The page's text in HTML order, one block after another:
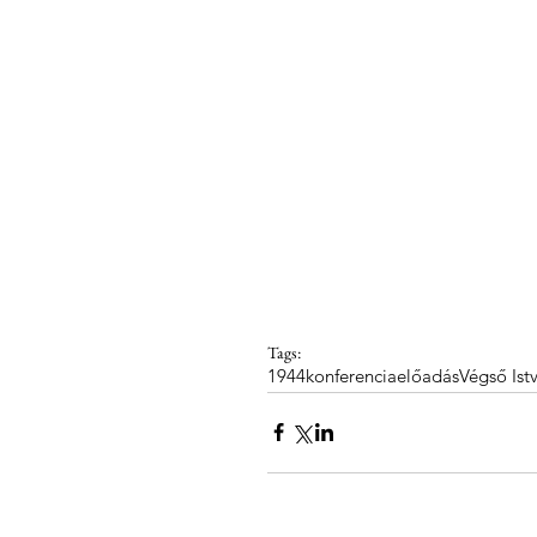
Tags:
1944konferenciaelőadásVégső